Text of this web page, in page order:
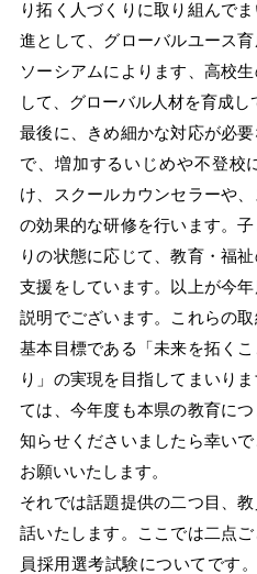
り拓く人づくりに取り組んで
進として、グローバルユース
ソーシアムによります、高校
して、グローバル人材を育成し
最後に、きめ細かな対応が必
で、増加するいじめや不登校
け、スクールカウンセラーや
の効果的な研修を行います。
りの状態に応じて、教育・福
支援をしています。以上が今
説明でございます。これらの
基本目標である「未来を拓く
り」の実現を目指してまいり
ては、今年度も本県の教育に
知らせくださいましたら幸い
お願いいたします。
それでは話題提供の二つ目、
話いたします。ここでは二点
員採用選考試験についてです